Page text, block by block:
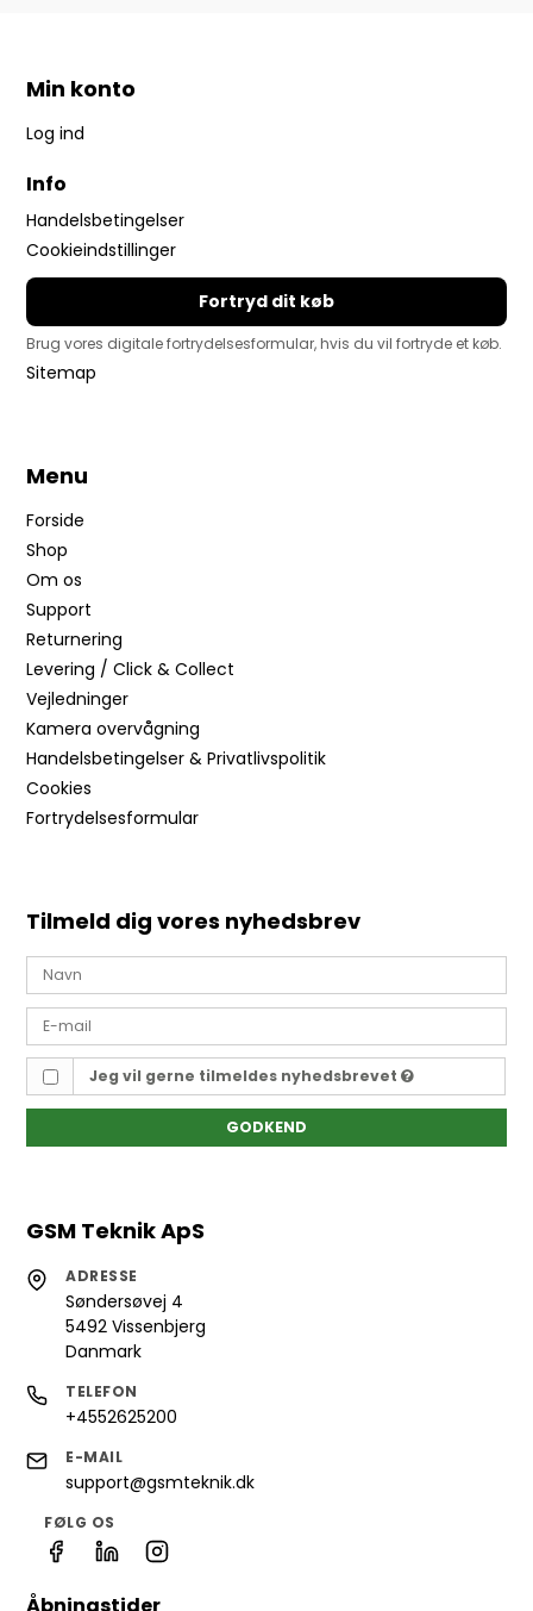
Min konto
Log ind
Info
Handelsbetingelser
Cookieindstillinger
Fortryd dit køb
Brug vores digitale fortrydelsesformular, hvis du vil fortryde et køb.
Sitemap
Menu
Forside
Shop
Om os
Support
Returnering
Levering / Click & Collect
Vejledninger
Kamera overvågning
Handelsbetingelser & Privatlivspolitik
Cookies
Fortrydelsesformular
Tilmeld dig vores nyhedsbrev
Jeg vil gerne tilmeldes nyhedsbrevet
GODKEND
GSM Teknik ApS
ADRESSE
Søndersøvej 4
5492 Vissenbjerg
Danmark
TELEFON
+4552625200
E-MAIL
support@gsmteknik.dk
FØLG OS
Åbningstider